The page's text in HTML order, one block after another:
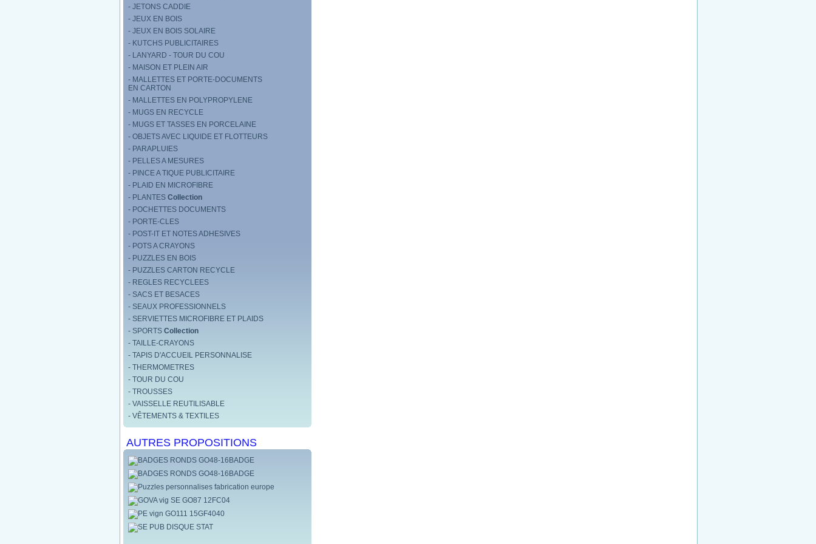
- JETONS CADDIE
- JEUX EN BOIS
- JEUX EN BOIS SOLAIRE
- KUTCHS PUBLICITAIRES
- LANYARD - TOUR DU COU
- MAISON ET PLEIN AIR
- MALLETTES ET PORTE-DOCUMENTS
EN CARTON
- MALLETTES EN POLYPROPYLENE
- MUGS EN RECYCLE
- MUGS ET TASSES EN PORCELAINE
- OBJETS AVEC LIQUIDE ET FLOTTEURS
- PARAPLUIES
- PELLES A MESURES
- PINCE A TIQUE PUBLICITAIRE
- PLAID EN MICROFIBRE
- PLANTES Collection
- POCHETTES DOCUMENTS
- PORTE-CLES
- POST-IT ET NOTES ADHESIVES
- POTS A CRAYONS
- PUZZLES EN BOIS
- PUZZLES CARTON RECYCLE
- REGLES RECYCLEES
- SACS ET BESACES
- SEAUX PROFESSIONNELS
- SERVIETTES MICROFIBRE ET PLAIDS
- SPORTS Collection
- TAILLE-CRAYONS
- TAPIS D'ACCUEIL PERSONNALISE
- THERMOMETRES
- TOUR DU COU
- TROUSSES
- VAISSELLE REUTILISABLE
- VÊTEMENTS & TEXTILES
AUTRES PROPOSITIONS